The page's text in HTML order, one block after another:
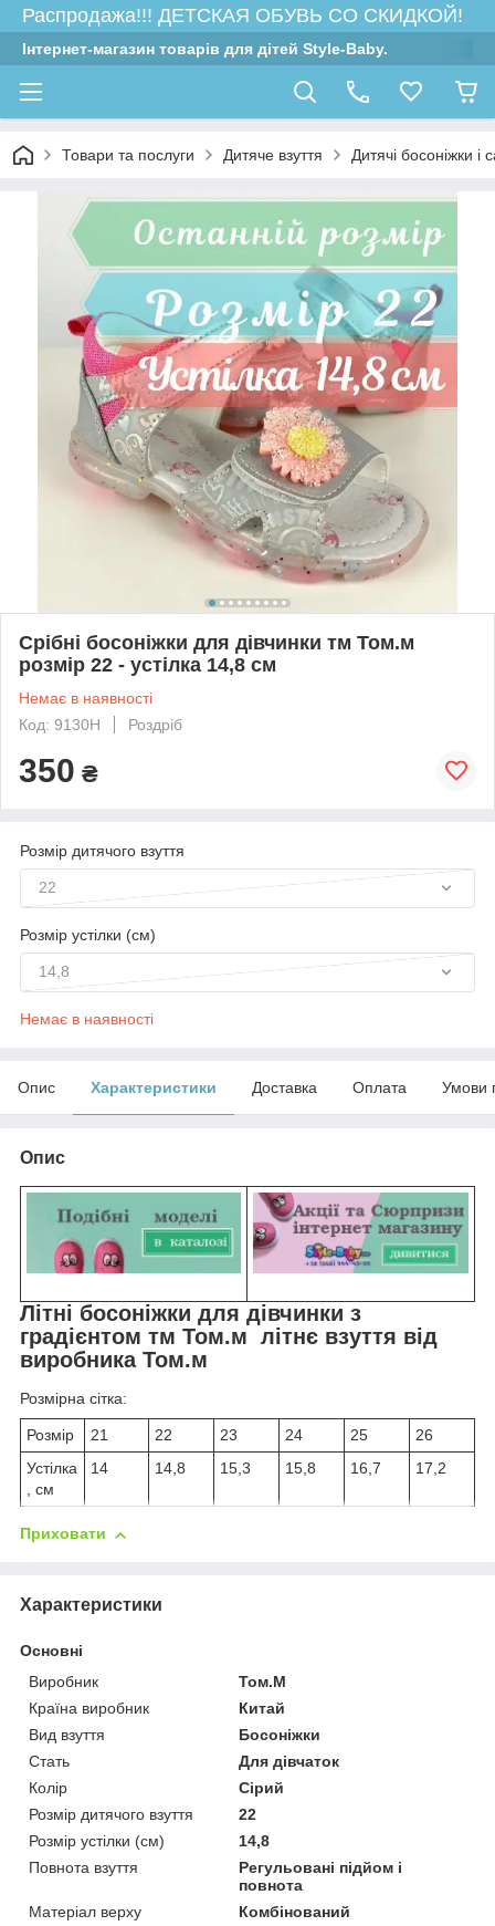
Распродажа!!! ДЕТСКАЯ ОБУВЬ СО СКИДКОЙ!
Інтернет-магазин товарів для дітей Style-Baby.
Товари та послуги Дитяче взуття Дитячі босоніжки і
Срібні босоніжки для дівчинки тм Том.м
розмір 22 - устілка 14,8 см
Немає в наявності
Код: 9130H
Роздріб
350 ₴
Розмір дитячого взуття
22
Розмір устілки (см)
14,8
Немає в наявності
Опис Характеристики Доставка Оплата Умови
Опис
Літні босоніжки для дівчинки з
градієнтом тм Том.м літнє взуття від
виробника Том.м
Розмірна сітка:
Розмір 21 22 23 24 25
26
Устілка
, см
14 14,8 15,3 15,8 16,7 17,2
Приховати
Характеристики
Основні
Виробник
Том.М
Країна виробник
Китай
Вид взуття
Босоніжки
Стать
Для дівчаток
Колір
Сірий
Розмір дитячого взуття
22
Розмір устілки (см)
14,8
Повнота взуття
Регульовані підйом і
повнота
Матеріал верху
Комбінований